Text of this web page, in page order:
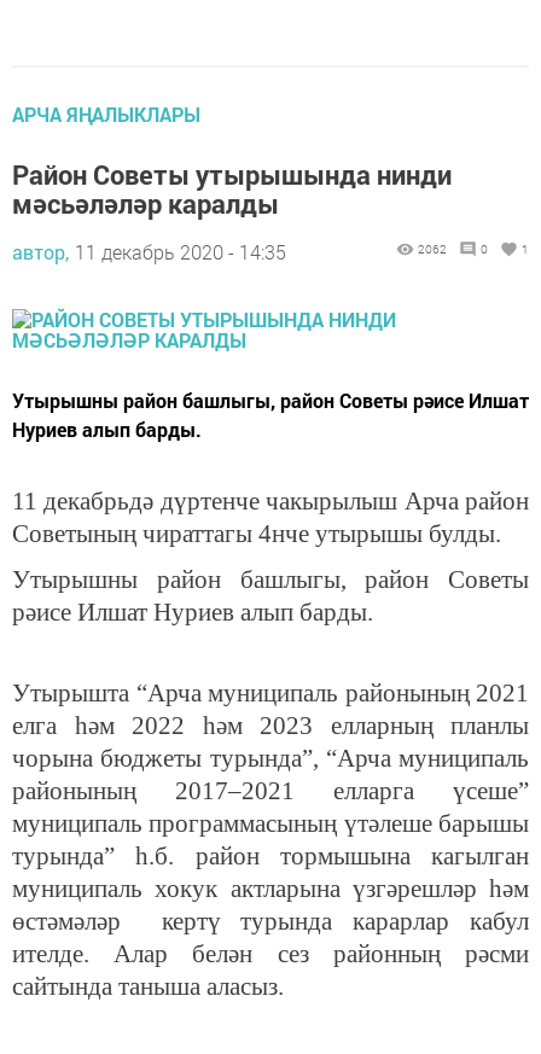
АРЧА ЯҢАЛЫКЛАРЫ
Район Советы утырышында нинди
мәсьәләләр каралды
автор, 11 декабрь 2020 - 14:35 2062 0 1
Утырышны район башлыгы, район Советы рәисе Илшат
Нуриев алып барды.
11 декабрьдә дүртенче чакырылыш Арча район
Советының чираттагы 4нче утырышы булды.
Утырышны район башлыгы, район Советы
рәисе Илшат Нуриев алып барды.
Утырышта “Арча муниципаль районының 2021
елга һәм 2022 һәм 2023 елларның планлы
чорына бюджеты турында”, “Арча муниципаль
районының 2017–2021 елларга үсеше”
муниципаль программасының үтәлеше барышы
турында” һ.б. район тормышына кагылган
муниципаль хокук актларына үзгәрешләр һәм
өстәмәләр кертү турында карарлар кабул
ителде. Алар белән сез районның рәсми
сайтында таныша аласыз.